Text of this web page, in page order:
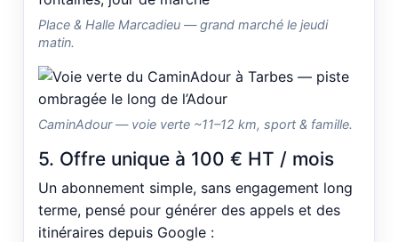
Place & Halle Marcadieu — grand marché le jeudi
matin.
CaminAdour — voie verte ~11–12 km, sport & famille.
5. Offre unique à 100 € HT / mois
Un abonnement simple, sans engagement long
terme, pensé pour générer des appels et des
itinéraires depuis Google :